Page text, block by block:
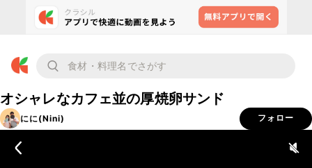
オシャレなカフェ並の厚焼卵サンド
にに(Nini) フォロー